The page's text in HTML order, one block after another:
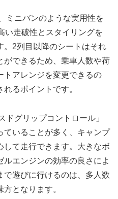
ミニバンのような実用性を
い走破性とスタイリングを
。2列目以降のシートはそれ
ができるため、乗車人数や荷
トアレンジを変更できるの
るポイントです。
ドグリップコントロール」
ていることが多く、キャンプ
て走行できます。大きなボ
エンジンの効率の良さによ
で遊びに行けるのは、多人数
となります。